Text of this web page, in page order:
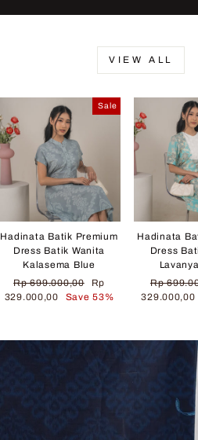
VIEW ALL
Sale
Hadinata Batik Premium
Dress Batik Wanita
Kalasema Blue
Regular
price
Rp 699.000,00
Sale
price
Rp
329.000,00
Save 53%
Hadinata
Dress
Regular
price
Rp
329.000,00